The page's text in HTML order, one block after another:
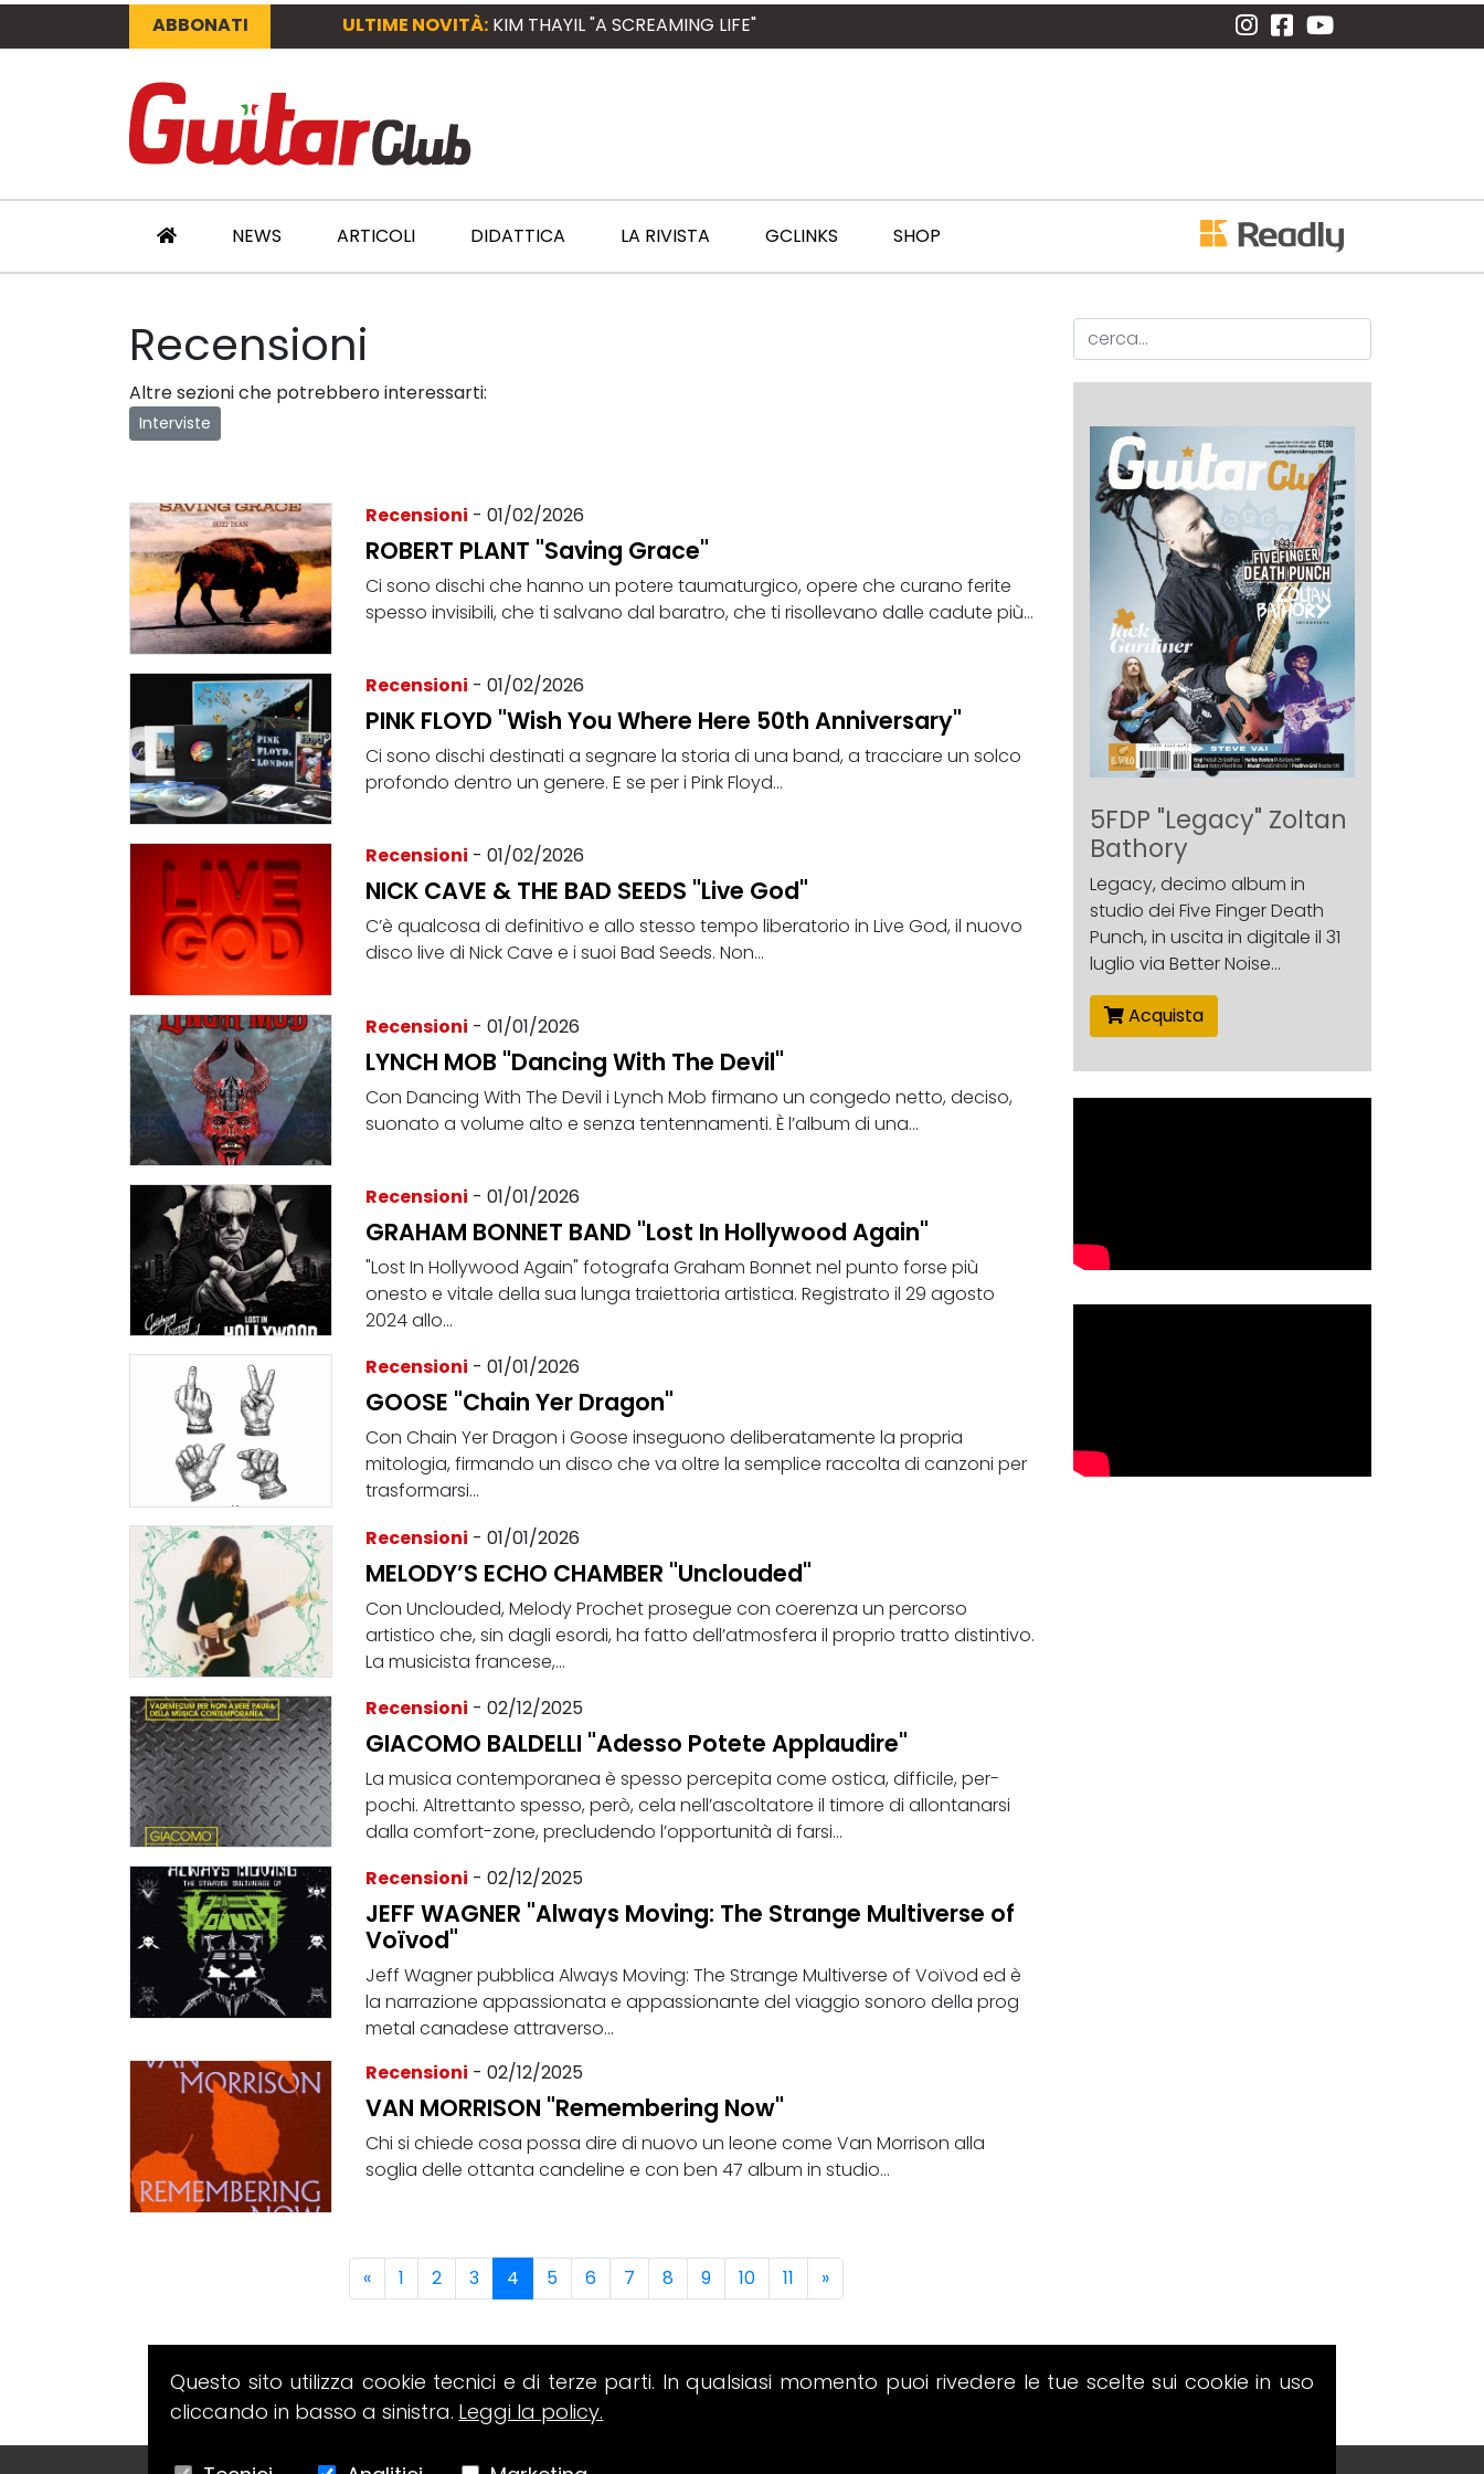
ABBONATI ULTIME NOVITÀ: KIM THAYIL "A SCREAMING LIFE"
NEWS ARTICOLI DIDATTICA LA RIVISTA GCLINKS SHOP
Recensioni
Altre sezioni che potrebbero interessarti:
Interviste
Recensioni - 01/02/2026
ROBERT PLANT "Saving Grace"
Ci sono dischi che hanno un potere taumaturgico, opere che curano ferite
spesso invisibili, che ti salvano dal baratro, che ti risollevano dalle cadute più...
Recensioni - 01/02/2026
PINK FLOYD "Wish You Where Here 50th Anniversary"
Ci sono dischi destinati a segnare la storia di una band, a tracciare un solco
profondo dentro un genere. E se per i Pink Floyd...
Recensioni - 01/02/2026
NICK CAVE & THE BAD SEEDS "Live God"
C’è qualcosa di definitivo e allo stesso tempo liberatorio in Live God, il nuovo
disco live di Nick Cave e i suoi Bad Seeds. Non...
Recensioni - 01/01/2026
LYNCH MOB "Dancing With The Devil"
Con Dancing With The Devil i Lynch Mob firmano un congedo netto, deciso,
suonato a volume alto e senza tentennamenti. È l’album di una...
Recensioni - 01/01/2026
GRAHAM BONNET BAND "Lost In Hollywood Again"
"Lost In Hollywood Again" fotografa Graham Bonnet nel punto forse più
onesto e vitale della sua lunga traiettoria artistica. Registrato il 29 agosto
2024 allo...
Recensioni - 01/01/2026
GOOSE "Chain Yer Dragon"
Con Chain Yer Dragon i Goose inseguono deliberatamente la propria
mitologia, firmando un disco che va oltre la semplice raccolta di canzoni per
trasformarsi...
Recensioni - 01/01/2026
MELODY’S ECHO CHAMBER "Unclouded"
Con Unclouded, Melody Prochet prosegue con coerenza un percorso
artistico che, sin dagli esordi, ha fatto dell’atmosfera il proprio tratto distintivo.
La musicista francese,...
Recensioni - 02/12/2025
GIACOMO BALDELLI "Adesso Potete Applaudire"
La musica contemporanea è spesso percepita come ostica, difficile, per-
pochi. Altrettanto spesso, però, cela nell’ascoltatore il timore di allontanarsi
dalla comfort-zone, precludendo l’opportunità di farsi...
Recensioni - 02/12/2025
JEFF WAGNER "Always Moving: The Strange Multiverse of
Voïvod"
Jeff Wagner pubblica Always Moving: The Strange Multiverse of Voïvod ed è
la narrazione appassionata e appassionante del viaggio sonoro della prog
metal canadese attraverso...
Recensioni - 02/12/2025
VAN MORRISON "Remembering Now"
Chi si chiede cosa possa dire di nuovo un leone come Van Morrison alla
soglia delle ottanta candeline e con ben 47 album in studio...
« 1 2 3 4 5 6 7 8 9 10 11 »
5FDP "Legacy" Zoltan
Bathory
Legacy, decimo album in
studio dei Five Finger Death
Punch, in uscita in digitale il 31
luglio via Better Noise...
Acquista
Questo sito utilizza cookie tecnici e di terze parti. In qualsiasi momento puoi rivedere le tue scelte sui cookie in uso
cliccando in basso a sinistra. Leggi la policy.